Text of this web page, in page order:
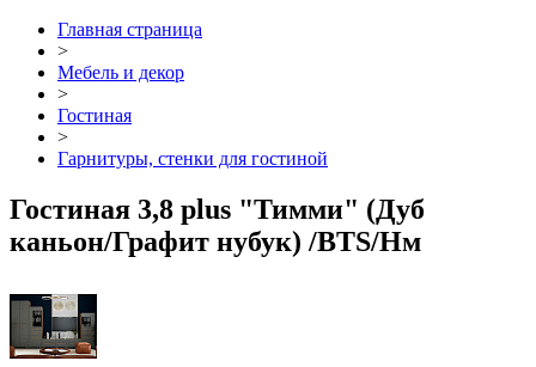
Главная страница
>
Мебель и декор
>
Гостиная
>
Гарнитуры, стенки для гостиной
Гостиная 3,8 plus "Тимми" (Дуб
каньон/Графит нубук) /BTS/Нм